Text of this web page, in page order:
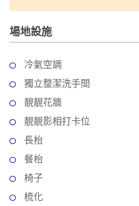
場地設施
冷氣空調
獨立整潔洗手間
靚靚花牆
靚靚影相打卡位
長枱
餐枱
椅子
梳化